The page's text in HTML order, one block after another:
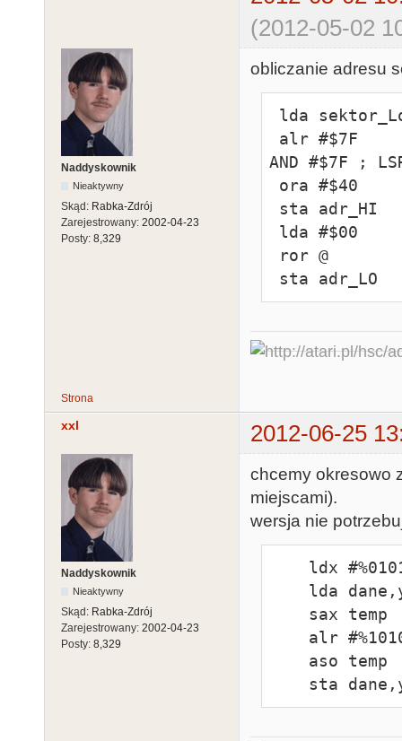
(2012-05-02
Naddyskownik
Nieaktywny
Skąd: Rabka-Zdrój
Zarejestrowany: 2002-04-23
Posty: 8,329
obliczanie adresu
AND #$7F ;
sta adr_LO
Strona
xxl 2012-06-25
Naddyskownik
Nieaktywny
Skąd: Rabka-Zdrój
Zarejestrowany: 2002-04-23
Posty: 8,329
chcemy okresowo
miejscami).
wersja nie
sta